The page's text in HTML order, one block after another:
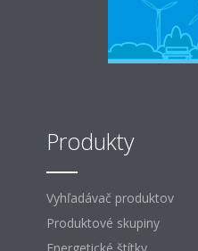
Produkty
Vyhľadávač produktov
Produktové skupiny